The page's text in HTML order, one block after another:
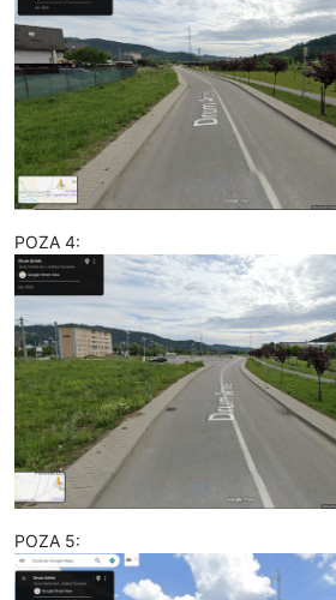
POZA 4:
POZA 5: